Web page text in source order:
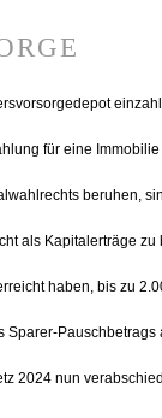
für eine
beruhen,
als Kapitalerträge
haben, bis zu
Sparer-Pauschbetrags
2024 nun